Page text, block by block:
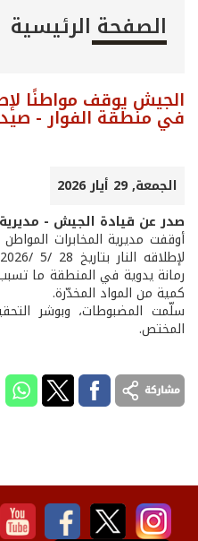
الصفحة الرئيسية
الجيش يوقف مواطنًا
في منطقة الفوار -
الجمعة, 29 أيار 2026
صدر عن قيادة الجيش - مديرية
أوقفت مديرية المخابرات
رمانة يدوية في المنطقة ما
كمية من المواد المخدّرة.
سلّمت المضبوطات، وبوشر
المختص.